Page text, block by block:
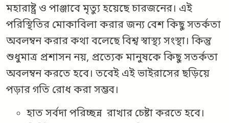
মহারাষ্ট্র ও পাঞ্জাবে মৃত্যু হয়েছে চারজনের। এই
পরিস্থিতির মোকাবিলা করার জন্য বেশ কিছু সতর্কতা
অবলম্বন করার কথা বলেছে বিশ্ব স্বাস্থ্য সংস্থা। কিন্তু
শুধুমাত্র প্রশাসন নয়, প্রত্যেক মানুষকে কিছু সতর্কতা
অবলম্বন করতে হবে। তবেই এই ভাইরাসের ছড়িয়ে
পড়ার গতি রোধ করা সম্ভব।
হাত সর্বদা পরিচ্ছন্ন রাখার চেষ্টা করতে হবে।